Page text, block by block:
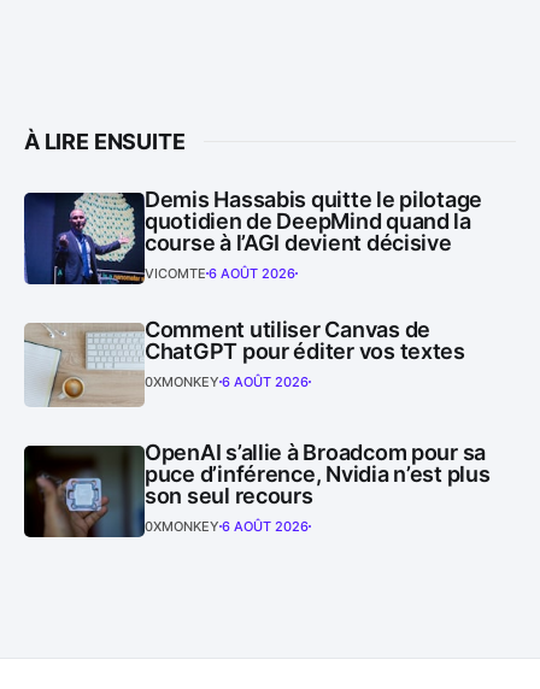
À LIRE ENSUITE
Demis Hassabis quitte le pilotage
quotidien de DeepMind quand la
course à l’AGI devient décisive
VICOMTE 6 AOÛT 2026
Comment utiliser Canvas de
ChatGPT pour éditer vos textes
0XMONKEY 6 AOÛT 2026
OpenAI s’allie à Broadcom pour sa
puce d’inférence, Nvidia n’est plus
son seul recours
0XMONKEY 6 AOÛT 2026